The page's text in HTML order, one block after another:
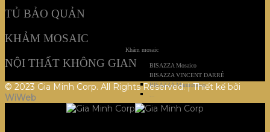
Khảm mosaic
BISAZZA Mosaico
BISAZZA VINCENT DARRÉ
BISAZZA Marmosaico
TỦ BẢO QUẢN
KHẢM MOSAIC
NỘI THẤT KHÔNG GIAN
© 2023 Gia Minh Corp. All Rights Reserved. | Thiết kế bởi
WiWeb